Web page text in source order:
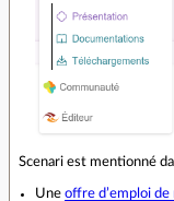
Scenari est mentionné
Une offre d’emploi